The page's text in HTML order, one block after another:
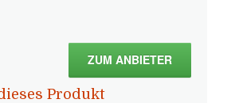
ZUM ANBIETER
Produkt